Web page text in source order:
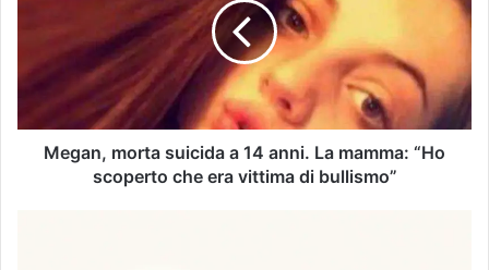
Megan, morta suicida a 14 anni. La mamma: “Ho
scoperto che era vittima di bullismo”